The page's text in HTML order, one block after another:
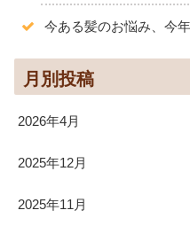
今ある髪のお悩み、今
月別投稿
2026年4月
2025年12月
2025年11月